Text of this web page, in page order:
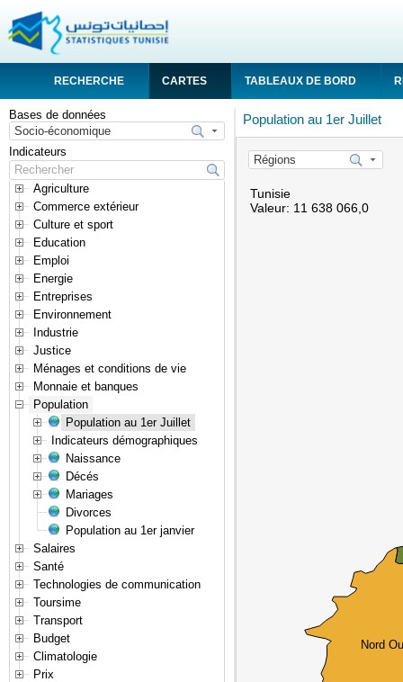
RECHERCHE CARTES TABLEAUX DE BORD
API
Bases de données
Indicateurs
Agriculture
Commerce extérieur
Culture et sport
Education
Emploi
Energie
Entreprises
Environnement
Industrie
Justice
Ménages et conditions de vie
Monnaie et banques
Population
Population au 1er Juillet
Indicateurs démographiques
Naissance
Décés
Mariages
Divorces
Population au 1er janvier
Salaires
Santé
Technologies de communication
Toursime
Transport
Budget
Climatologie
Prix
Population au 1er Juillet
Nord
Tunisie
Valeur: 11 638 066,0
0,0